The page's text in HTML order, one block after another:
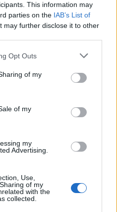
This information may
parties on the IAB’s List of
may further disclose it to other
Opt Outs
of my
of my
my
Advertising.
Use,
of my
with the
collected.